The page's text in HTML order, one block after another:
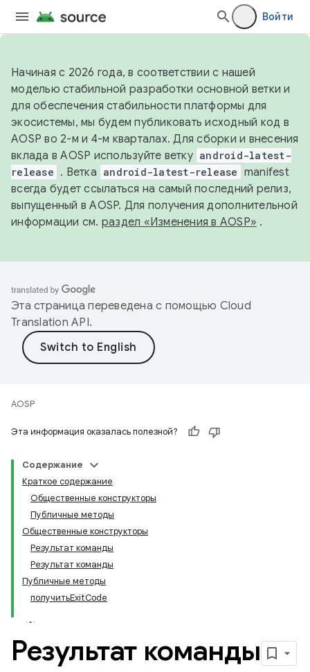
Войти
Начиная с 2026 года, в соответствии с нашей
моделью стабильной разработки основной ветки и
для обеспечения стабильности платформы для
экосистемы, мы будем публиковать исходный код в
AOSP во 2-м и 4-м кварталах. Для сборки и внесения
вклада в AOSP используйте ветку android-latest-
release . Ветка android-latest-release manifest
всегда будет ссылаться на самый последний релиз,
выпущенный в AOSP. Для получения дополнительной
информации см. раздел «Изменения в AOSP» .
Эта страница переведена с помощью Cloud
Translation API.
AOSP
Эта информация оказалась полезной?
Содержание
Краткое содержание
Общественные конструкторы
Публичные методы
Общественные конструкторы
Результат команды
Результат команды
Публичные методы
получитьExitCode
Результат команды